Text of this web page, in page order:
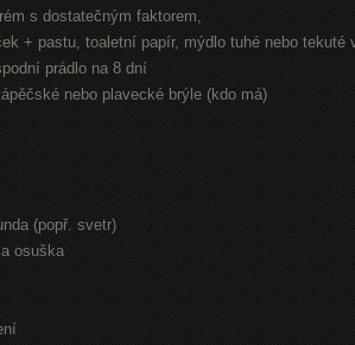
s dostatečným faktorem,
+ pastu, toaletní papír, mýdlo tuhé nebo tekuté
prádlo na 8 dní
nebo plavecké brýle (kdo má)
(popř. svetr)
osuška